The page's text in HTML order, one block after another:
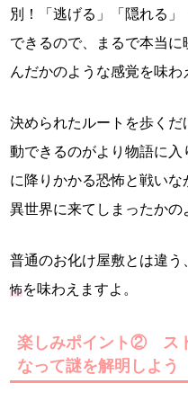
別！「逃げる」「隠れる
できるので、まるで本当
んだかのような感覚を味わ
決められたルートを歩く
動できるのがより物語に
に降りかかる恐怖と戦い
異世界に来てしまったかの
普通のお化け屋敷とは違う
怖を味わえますよ。
楽しみポイント② ス
なって謎を解明しよう